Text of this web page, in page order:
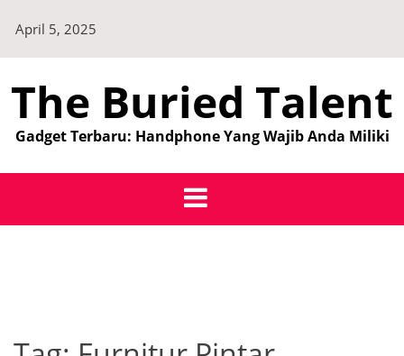
content
April 5, 2025
The Buried Talent
Gadget Terbaru: Handphone Yang Wajib Anda Miliki